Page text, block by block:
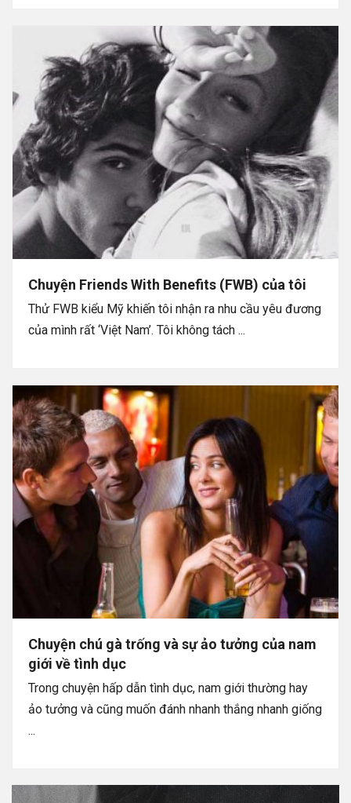
Chuyện Friends With Benefits (FWB) của tôi
Thử FWB kiểu Mỹ khiến tôi nhận ra nhu cầu yêu đương
của mình rất ‘Việt Nam’. Tôi không tách ...
Chuyện chú gà trống và sự ảo tưởng của nam
giới về tình dục
Trong chuyện hấp dẫn tình dục, nam giới thường hay
ảo tưởng và cũng muốn đánh nhanh thắng nhanh giống
...